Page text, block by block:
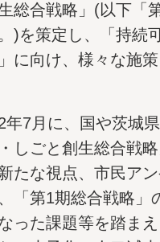
総合戦略」(以下「
)を策定し、「持続
に向け、様々な施
年7月に、国や茨城
しごと創生総合戦
たな視点、市民ア
「第1期総合戦略」
った課題等を踏ま